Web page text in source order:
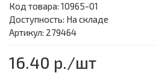
Код товара: 10965-01
Доступность: На складе
Артикул: 279464
16.40 р./шт